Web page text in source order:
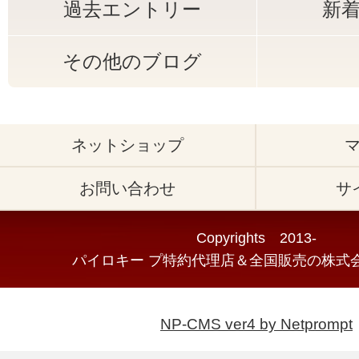
過去エントリー 新
その他のブログ
ネットショップ
お問い合わせ サ
Copyrights 2013-
パイロキー プ特約代理店＆全国販売の株式
NP-CMS ver4 by Netprompt